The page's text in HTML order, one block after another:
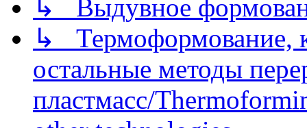
↳ Выдувное
↳ Термоформование,
остальные методы
пластмасс/